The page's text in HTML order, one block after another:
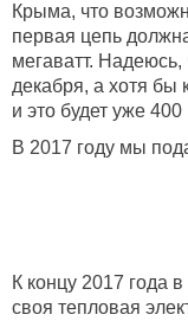
Крыма, что
первая цепь
мегаватт.
декабря, а хотя бы
и это будет уже 400
В 2017 году мы
К концу 2017 года
своя тепловая